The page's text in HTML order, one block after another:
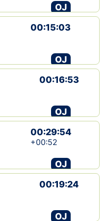
OJ
00:15:03
OJ
00:16:53
OJ
00:29:54
+00:52
OJ
00:19:24
OJ